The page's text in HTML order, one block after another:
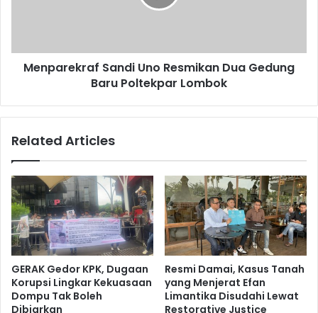
Menparekraf Sandi Uno Resmikan Dua Gedung
Baru Poltekpar Lombok
Related Articles
GERAK Gedor KPK, Dugaan
Korupsi Lingkar Kekuasaan
Dompu Tak Boleh
Dibiarkan
Resmi Damai, Kasus Tanah
yang Menjerat Efan
Limantika Disudahi Lewat
Restorative Justice